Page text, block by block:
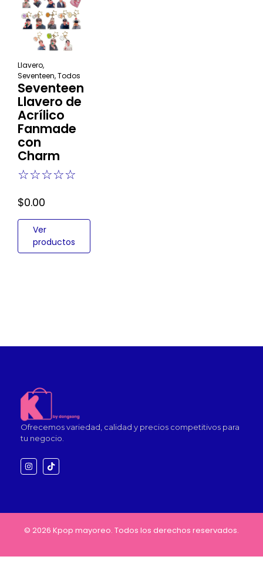
Llavero,
Seventeen,Todos
Seventeen
Llavero de
Acrílico
Fanmade
con
Charm
☆☆☆☆☆
$0.00
Ver
productos
Ofrecemos variedad, calidad y precios competitivos para
tu negocio.
© 2026 Kpop mayoreo. Todos los derechos reservados.